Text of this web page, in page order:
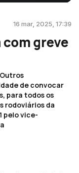
16 mar, 2025, 17:39
greve
de convocar
para todos os
rodoviários da
pelo vice-